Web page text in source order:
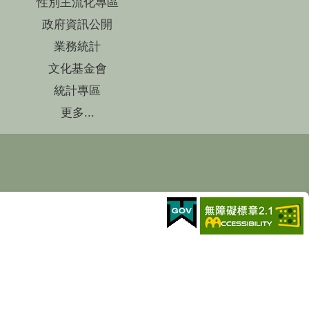
政府資訊公開
業務統計
文化基金會
統計專區
更多...